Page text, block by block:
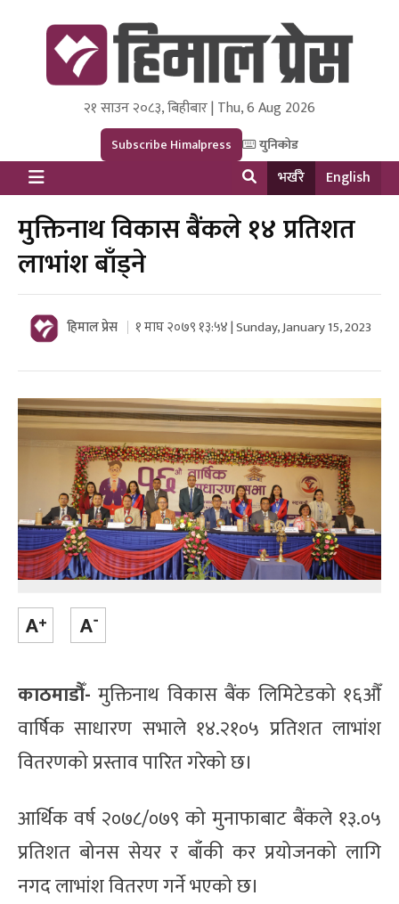
Himal Press
Dot NewsyNepal Media and Research Pvt Ltd.
२१ साउन २०८३, बिहीबार | Thu, 6 Aug 2026
Subscribe Himalpress युनिकोड
भर्खरै English
मुक्तिनाथ विकास बैंकले १४ प्रतिशत
लाभांश बाँड्ने
हिमाल प्रेस १ माघ २०७९ १३:५४ | Sunday, January 15, 2023
काठमाडौँ- मुक्तिनाथ विकास बैंक लिमिटेडको १६औँ
वार्षिक साधारण सभाले १४.२१०५ प्रतिशत लाभांश
वितरणको प्रस्ताव पारित गरेको छ।
आर्थिक वर्ष २०७८/०७९ को मुनाफाबाट बैंकले १३.०५
प्रतिशत बोनस सेयर र बाँकी कर प्रयोजनको लागि
नगद लाभांश वितरण गर्ने भएको छ।